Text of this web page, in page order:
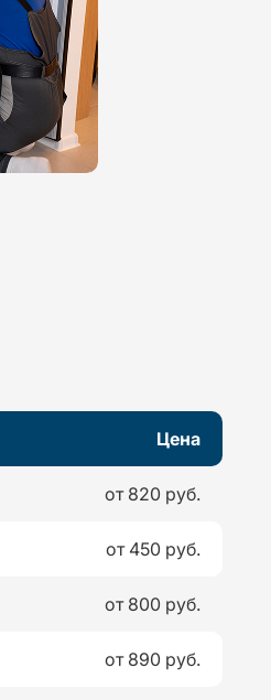
Цена
от 820 руб.
от 450 руб.
от 800 руб.
от 890 руб.